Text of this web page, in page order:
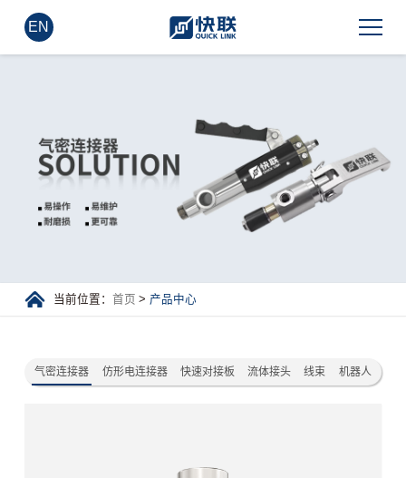
EN
当前位置：首页 > 产品中心
气密连接器 仿形电连接器 快速对接板 流体接头 线束 机器人